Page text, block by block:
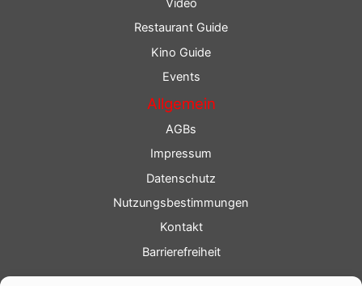
Video
Restaurant Guide
Kino Guide
Events
Allgemein
AGBs
Impressum
Datenschutz
Nutzungsbestimmungen
Kontakt
Barrierefreiheit